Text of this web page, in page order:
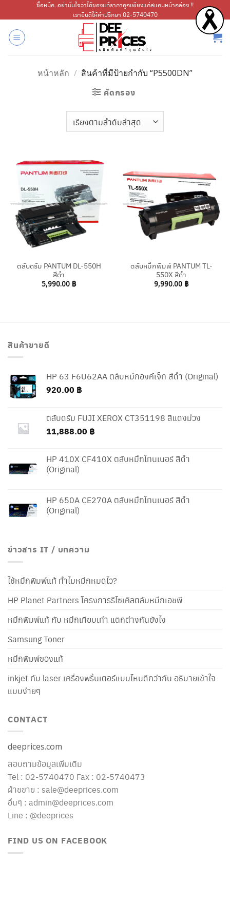
ไป
เนื้อหา
ซื้อหมึก..อย่ามั่นใจว่าได้ของแท้ราคาถูกเพียงแค่สแกนหน้ากล่อง !!
เรายินดีให้คำปรึกษา 02-5740470
หน้าหลัก / สินค้าที่มีป้ายกำกับ “P5500DN”
คัดกรอง
ตลับดรัม PANTUM DL-550H
สีดำ
5,990.00 ฿
ตลับหมึกพิมพ์ PANTUM TL-
550X สีดำ
9,990.00 ฿
สินค้าขายดี
HP 63 F6U62AA ตลับหมึกอิงค์เจ็ท สีดำ (Original)
920.00 ฿
ตลับดรัม FUJI XEROX CT351198 สีแดงม่วง
11,888.00 ฿
HP 410X CF410X ตลับหมึกโทนเนอร์ สีดำ
(Original)
HP 650A CE270A ตลับหมึกโทนเนอร์ สีดำ
(Original)
ข่าวสาร IT / บทความ
ใช้หมึกพิมพ์แท้ ทำไมหมึกหมดไว?
HP Planet Partners โครงการรีไซเคิลตลับหมึกเอชพี
หมึกพิมพ์แท้ กับ หมึกเทียบเท่า แตกต่างกันยังไง
Samsung Toner
หมึกพิมพ์ของแท้
inkjet กับ laser เครื่องพริ้นเตอร์แบบไหนดีกว่ากัน อธิบายเข้าใจ
แบบง่ายๆ
CONTACT
deeprices.com
สอบถามข้อมูลเพิ่มเติม
Tel : 02-5740470 Fax : 02-5740473
ฝ่ายขาย : sale@deeprices.com
อื่นๆ : admin@deeprices.com
Line : @deeprices
FIND US ON FACEBOOK